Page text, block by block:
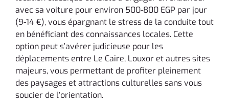
avec sa voiture pour environ 500-800 EGP par jour
(9-14 €), vous épargnant le stress de la conduite tout
en bénéficiant des connaissances locales. Cette
option peut s’avérer judicieuse pour les
déplacements entre Le Caire, Louxor et autres sites
majeurs, vous permettant de profiter pleinement
des paysages et attractions culturelles sans vous
soucier de l’orientation.